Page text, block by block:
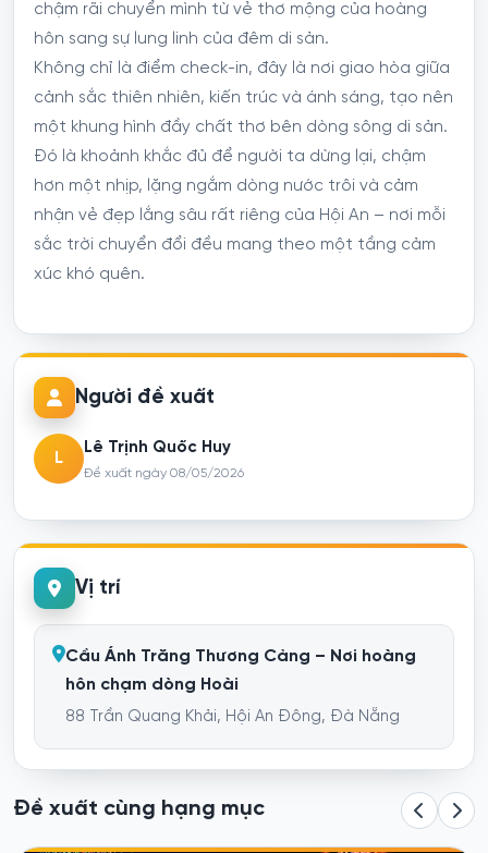
chậm rãi chuyển mình từ vẻ thơ mộng của hoàng
hôn sang sự lung linh của đêm di sản.
Không chỉ là điểm check-in, đây là nơi giao hòa giữa
cảnh sắc thiên nhiên, kiến trúc và ánh sáng, tạo nên
một khung hình đầy chất thơ bên dòng sông di sản.
Đó là khoảnh khắc đủ để người ta dừng lại, chậm
hơn một nhịp, lặng ngắm dòng nước trôi và cảm
nhận vẻ đẹp lắng sâu rất riêng của Hội An – nơi mỗi
sắc trời chuyển đổi đều mang theo một tầng cảm
xúc khó quên.
Người đề xuất
L
Lê Trịnh Quốc Huy
Đề xuất ngày 08/05/2026
Vị trí
Cầu Ánh Trăng Thương Cảng – Nơi hoàng
hôn chạm dòng Hoài
88 Trần Quang Khải, Hội An Đông, Đà Nẵng
Đề xuất cùng hạng mục